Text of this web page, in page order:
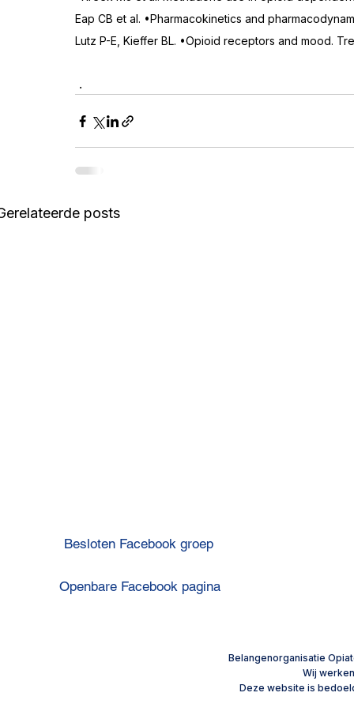
Eap CB et al. •Pharmacokinetics and
Lutz P-E, Kieffer BL. •Opioid receptors and mood.
.
posts
extreme
Besloten Facebook groep
Openbare Facebook pagina
​Belangenorganisatie
Wij
Deze website is